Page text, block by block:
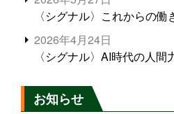
〈シグナル〉これからの働
2026年4月24日
〈シグナル〉AI時代の人間
お知らせ